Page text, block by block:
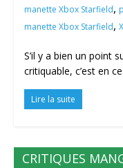
manette Xbox Starfield,
manette Xbox Starfield,
S’il y a bien un point
critiquable, c’est en
Lire la suite
CRITIQUES